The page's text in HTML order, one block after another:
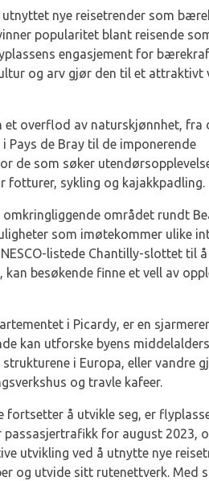
utnyttet nye reisetrender som
popularitet blant reisende
engasjement for
og arv gjør den til et attraktivt
et overflod av naturskjønnhet, fra
Pays de Bray til de imponerende
de som søker
fotturer, sykling og kajakkpadling.
omkringliggende området rundt
som imøtekommer ulike
listede Chantilly-slottet til
besøkende finne et vell av
i Picardy, er en
kan utforske byens
i Europa, eller vandre
og travle kafeer.
fortsetter å utvikle seg, er
for august 2023,
utvikling ved å utnytte nye
og utvide sitt rutenettverk. Med